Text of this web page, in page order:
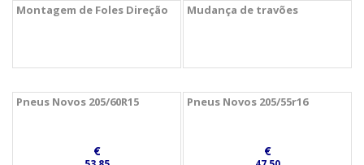
Montagem de Foles Direção Mudança de travões
Pneus Novos 205/60R15
€
Pneus Novos 205/55r16
€